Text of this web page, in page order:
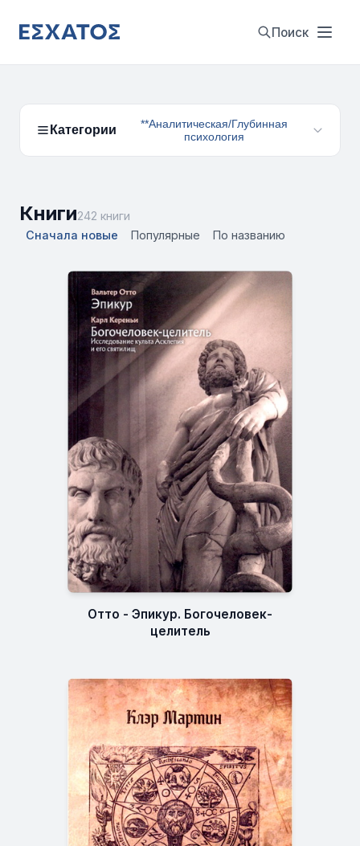
Поиск
Категории
**Аналитическая/Глубинная
психология
Книги242 книги
Сначала новые
Популярные По названию
Отто - Эпикур. Богочеловек-
целитель